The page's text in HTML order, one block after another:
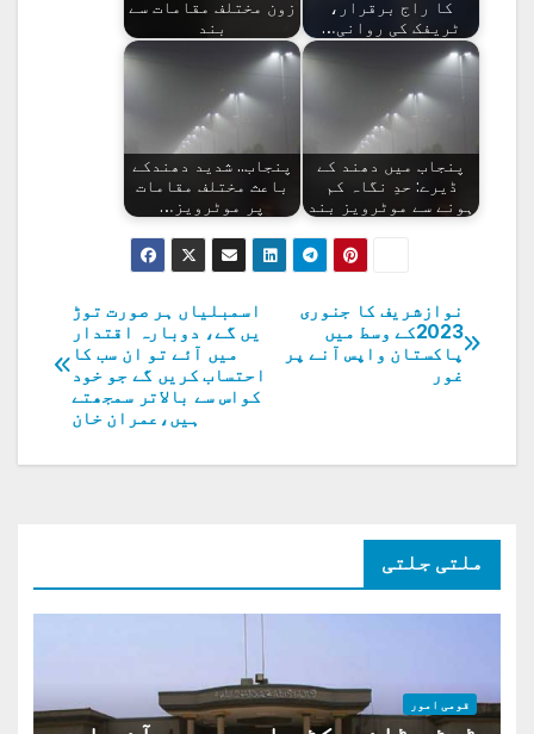
کا راج برقرار،
ٹریفک کی روانی…
زون مختلف مقامات سے
بند
پنجاب میں دھند کے
ڈیرے: حدِ نگاہ کم
ہونے سے موٹرویز بند
پنجاب.. شدید دھندکے
باعث مختلف مقامات
پر موٹرویز…
پوسٹوں
کی
اسمبلیاں ہر صورت توڑ
یں گے، دوبارہ اقتدار
میں آئے تو ان سب کا
احتساب کریں گے جو خود
کواس سے بالاتر سمجھتے
ہیں،عمران خان
نوازشریف کا جنوری
2023کے وسط میں
پاکستان واپس آنے پر
غور
ملتی جلتی
قومی امور